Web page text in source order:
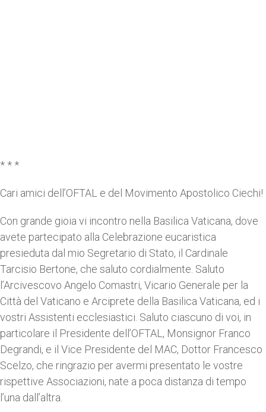
* * *
Cari amici dell’OFTAL e del Movimento Apostolico Ciechi!
Con grande gioia vi incontro nella Basilica Vaticana, dove
avete partecipato alla Celebrazione eucaristica
presieduta dal mio Segretario di Stato, il Cardinale
Tarcisio Bertone, che saluto cordialmente. Saluto
l’Arcivescovo Angelo Comastri, Vicario Generale per la
Città del Vaticano e Arciprete della Basilica Vaticana, ed i
vostri Assistenti ecclesiastici. Saluto ciascuno di voi, in
particolare il Presidente dell’OFTAL, Monsignor Franco
Degrandi, e il Vice Presidente del MAC, Dottor Francesco
Scelzo, che ringrazio per avermi presentato le vostre
rispettive Associazioni, nate a poca distanza di tempo
l’una dall’altra.